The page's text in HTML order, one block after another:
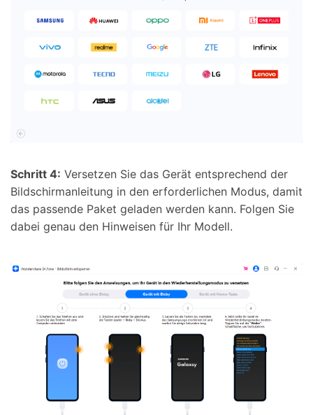
Schritt 4: Versetzen Sie das Gerät entsprechend der
Bildschirmanleitung in den erforderlichen Modus, damit
das passende Paket geladen werden kann. Folgen Sie
dabei genau den Hinweisen für Ihr Modell.